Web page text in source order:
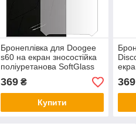
Бронеплівка для Doogee
s60 на екран зносостійка
поліуретанова SoftGlass
369₴
Купити
369